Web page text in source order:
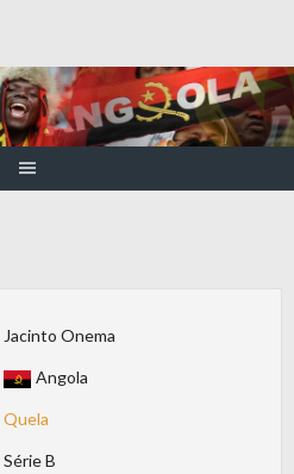
Jacinto Onema
Angola
Quela
Série B